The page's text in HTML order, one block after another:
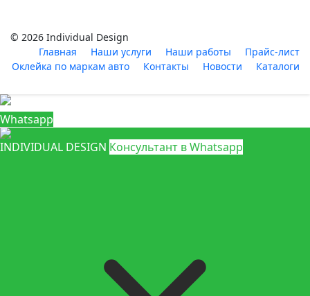
© 2026 Individual Design
Главная
Наши услуги Наши работы
Прайс-лист
Оклейка по маркам авто
Контакты Новости Каталоги
Whatsapp
INDIVIDUAL DESIGN Консультант в Whatsapp